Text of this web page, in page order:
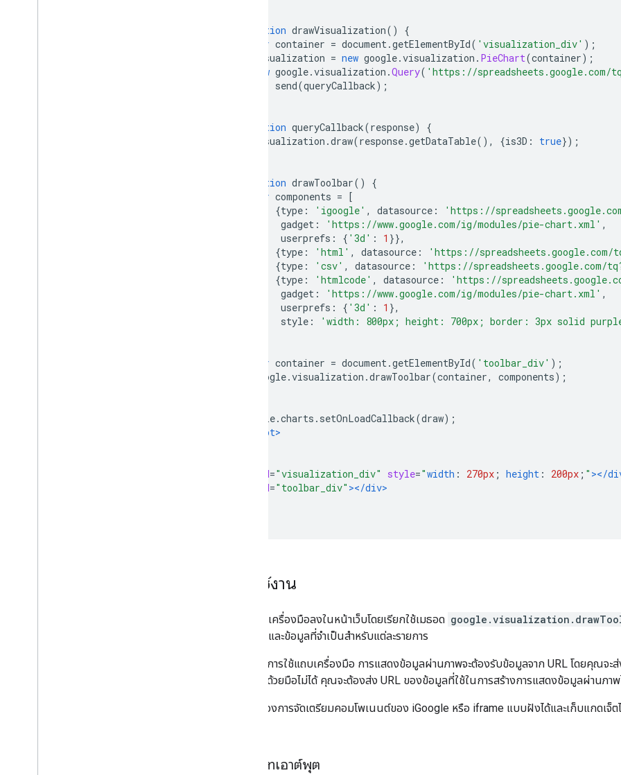
function drawVisualization()
{
var container = document.getElementById( 'visualization_div' );
visualization = new google.visualization . PieChart(container);
new google.visualization .Query( 'https://spreadsheets.google.com/
send(queryCallback);
function queryCallback(response)
{
visualization .draw(response.getDataTable(), {is3D : true});
function drawToolbar()
{
var components = [
{type : 'igoogle' , datasource : 'https://
gadget : 'https://www.google.com/ig/modules/pie-chart.xml' ,
userprefs : { '3d' : 1 }},
{type : 'html' , datasource : 'https://spreadsheets.google.com/
{type : 'csv' , datasource : 'https://spreadsheets.google.com/
{type : 'htmlcode' , datasource : 'https://
gadget : 'https://www.google.com/ig/modules/pie-chart.xml' ,
userprefs : { '3d' : 1 },
style : 'width: 800px; height: 700px; border: 3px solid
var container = document.getElementById( 'toolbar_div' );
google.visualization .drawToolbar(container, components);
google.charts . setOnLoadCallback(draw);
</script>
id="visualization_div" style="width : 270px ; height : 200px ; " ></
id="toolbar_div" ></div>
การใช้งาน
เพิ่มแถบเครื่องมือลงในหน้าเว็บโดยเรียกใช้เมธอด
อนุญาต และข้อมูลที่จำเป็นสำหรับแต่ละรายการ
หากต้องการใช้แถบเครื่องมือ การแสดงข้อมูลผ่านภาพจะต้องรับข้อมูลจาก URL โดยคุณจ
สร้างขึ้นด้วยมือไม่ได้ คุณจะต้องส่ง URL ของข้อมูลที่ใช้ในการสร้างการแสดงข้อมูลผ่านภา
ถ้าคุณต้องการจัดเตรียมคอมโพเนนต์ของ iGoogle หรือ iframe แบบฝังได้และเก็บแกดเจ็
ประเภทเอาต์พุต